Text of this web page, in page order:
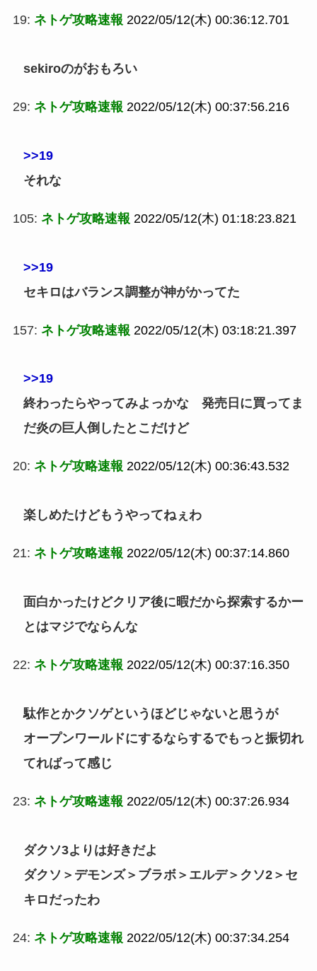
19: ネトゲ攻略速報 2022/05/12(木) 00:36:12.701
sekiroのがおもろい
29: ネトゲ攻略速報 2022/05/12(木) 00:37:56.216
>>19
それな
105: ネトゲ攻略速報 2022/05/12(木) 01:18:23.821
>>19
セキロはバランス調整が神がかってた
157: ネトゲ攻略速報 2022/05/12(木) 03:18:21.397
>>19
終わったらやってみよっかな 発売日に買ってま
だ炎の巨人倒したとこだけど
20: ネトゲ攻略速報 2022/05/12(木) 00:36:43.532
楽しめたけどもうやってねぇわ
21: ネトゲ攻略速報 2022/05/12(木) 00:37:14.860
面白かったけどクリア後に暇だから探索するかー
とはマジでならんな
22: ネトゲ攻略速報 2022/05/12(木) 00:37:16.350
駄作とかクソゲというほどじゃないと思うが
オープンワールドにするならするでもっと振切れ
てればって感じ
23: ネトゲ攻略速報 2022/05/12(木) 00:37:26.934
ダクソ3よりは好きだよ
ダクソ＞デモンズ＞ブラボ＞エルデ＞クソ2＞セ
キロだったわ
24: ネトゲ攻略速報 2022/05/12(木) 00:37:34.254